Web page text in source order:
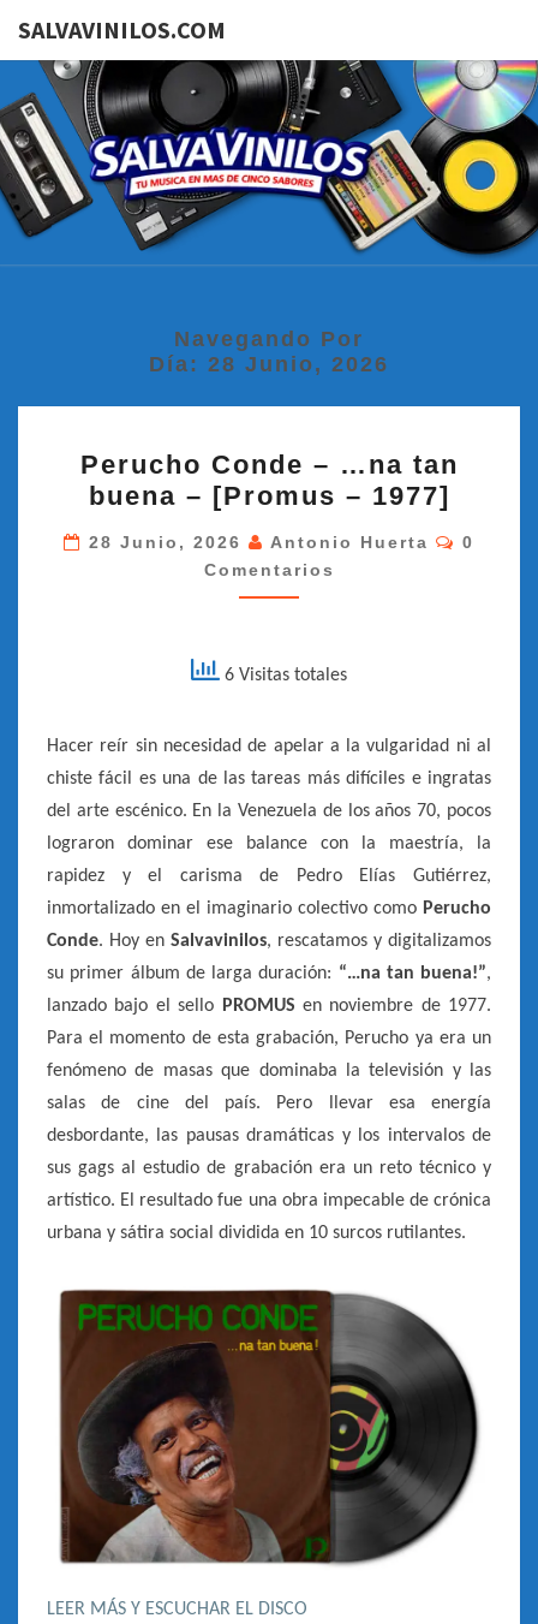
SALVAVINILOS.COM
Tu
Música
En Más
Sabores
Navegando Por
Día: 28 Junio, 2026
CONDE
–
…
NA
TAN
–
Perucho Conde – …na tan
buena – [Promus – 1977]
28 Junio, 2026 Antonio Huerta
0
Comentarios
6 Visitas totales
Hacer reír sin necesidad de apelar a la vulgaridad ni al
chiste fácil es una de las tareas más difíciles e ingratas
del arte escénico. En la Venezuela de los años 70, pocos
lograron dominar ese balance con la maestría, la
rapidez y el carisma de Pedro Elías Gutiérrez,
inmortalizado en el imaginario colectivo como Perucho
Conde. Hoy en Salvavinilos, rescatamos y digitalizamos
su primer álbum de larga duración: “…na tan buena!”,
lanzado bajo el sello
PROMUS en noviembre de 1977.
Para el momento de esta grabación, Perucho ya era un
fenómeno de masas que dominaba la televisión y las
salas de cine del país. Pero llevar esa energía
desbordante, las pausas dramáticas y los intervalos de
sus gags al estudio de grabación era un reto técnico y
artístico. El resultado fue una obra impecable de crónica
urbana y sátira social dividida en 10 surcos rutilantes.
LEER MÁS Y ESCUCHAR EL DISCO